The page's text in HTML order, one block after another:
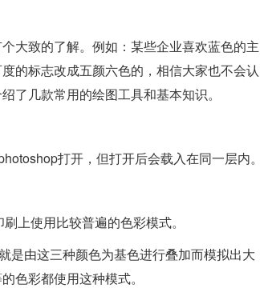
大致的了解。例如：某些企业喜欢蓝色的主
的标志改成五颜六色的，相信大家也不会认
了几款常用的绘图工具和基本知识。
打开，但打开后会载入在同一层内。
上使用比较普遍的色彩模式。
是由这三种颜色为基色进行叠加而模拟出大
色彩都使用这种模式。